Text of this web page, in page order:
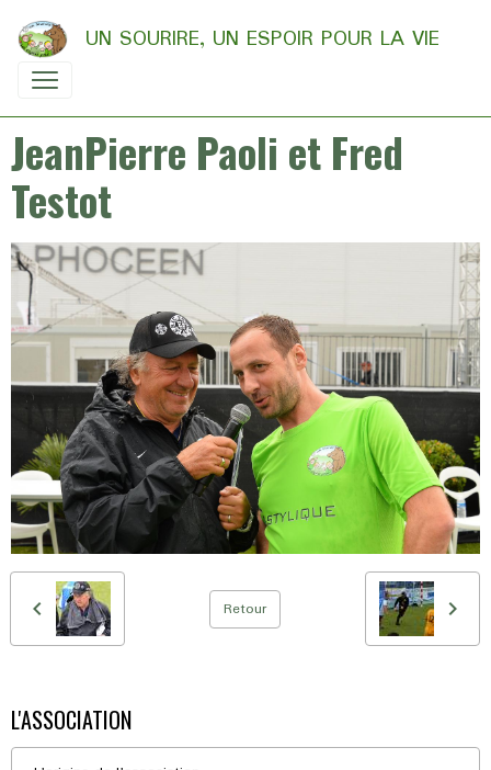
UN SOURIRE, UN ESPOIR POUR LA VIE
JeanPierre Paoli et Fred
Testot
Retour
L'ASSOCIATION